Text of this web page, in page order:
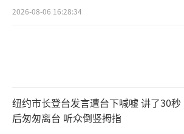
2026-08-06 16:28:34
纽约市长登台发言遭台下喊嘘 讲了30秒
后匆匆离台 听众倒竖拇指